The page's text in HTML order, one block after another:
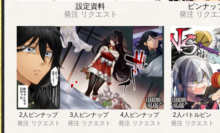
設定資料
発注 リクエスト
ピンナッ
発注 リク
2人ピンナップ
発注 リクエスト
3人ピンナップ
発注 リクエスト
4人ピンナップ
発注 リクエスト
2人バトルピン
発注 リクエスト